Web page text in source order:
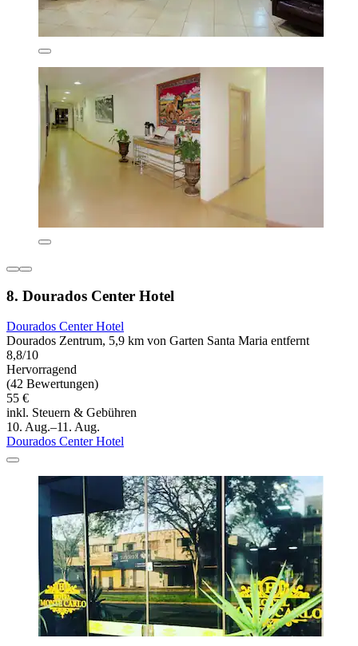
8. Dourados Center Hotel
Dourados Center Hotel
Dourados Zentrum, 5,9 km von Garten Santa Maria entfernt
8,8/10
Hervorragend
(42 Bewertungen)
55 €
inkl. Steuern & Gebühren
10. Aug.–11. Aug.
Dourados Center Hotel